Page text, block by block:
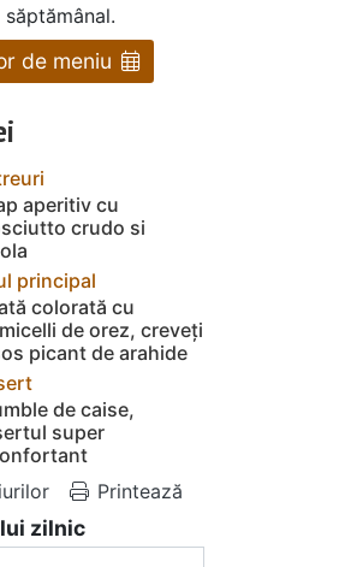
de meniu
aperitiv cu
crudo si
principal
colorată cu
de orez, creveți
picant de arahide
de caise,
super
Printează
zilnic